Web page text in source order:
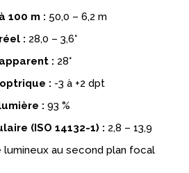
100 m : 50,0 – 6,2 m
: 28,0 – 3,6°
: 28°
: -3 à +2 dpt
: 93 %
(ISO 14132-1) : 2,8 – 13,9
au second plan focal